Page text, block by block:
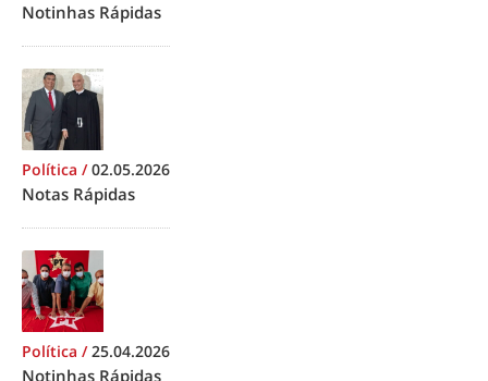
Notinhas Rápidas
Política /02.05.2026
Notas Rápidas
Política /25.04.2026
Notinhas Rápidas